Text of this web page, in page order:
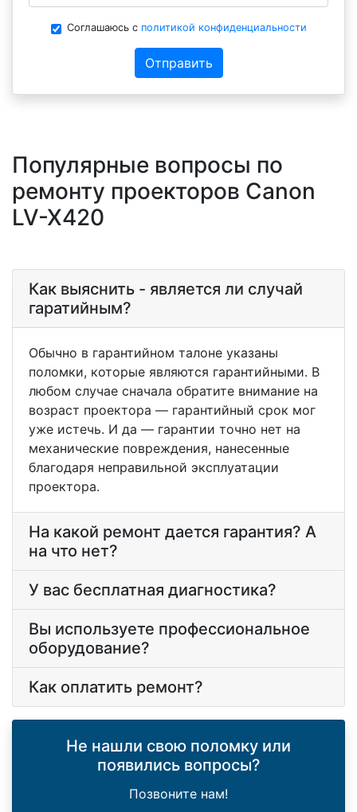
Соглашаюсь с политикой конфиденциальности
Отправить
Популярные вопросы по
ремонту проекторов Canon
LV-X420
Как выяснить - является ли случай
гаратийным?
Обычно в гарантийном талоне указаны
поломки, которые являются гарантийными. В
любом случае сначала обратите внимание на
возраст проектора — гарантийный срок мог
уже истечь. И да — гарантии точно нет на
механические повреждения, нанесенные
благодаря неправильной эксплуатации
проектора.
На какой ремонт дается гарантия? А
на что нет?
У вас бесплатная диагностика?
Вы используете профессиональное
оборудование?
Как оплатить ремонт?
Не нашли свою поломку или
появились вопросы?
Позвоните нам!